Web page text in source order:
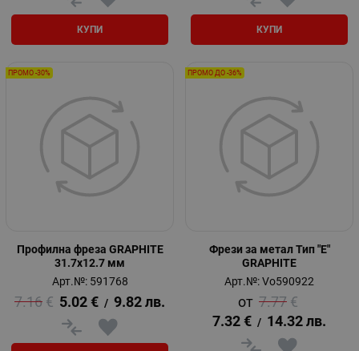
КУПИ КУПИ
Профилна фреза GRAPHITE
31.7x12.7 мм
Арт.№: 591768
7.16 € 5.02 € / 9.82 лв.
ПРОМО -30%
Фрези за метал Тип "E"
GRAPHITE
Арт.№: Vo590922
7.77 €
7.32 € / 14.32 лв.
ПРОМО ДО -36%